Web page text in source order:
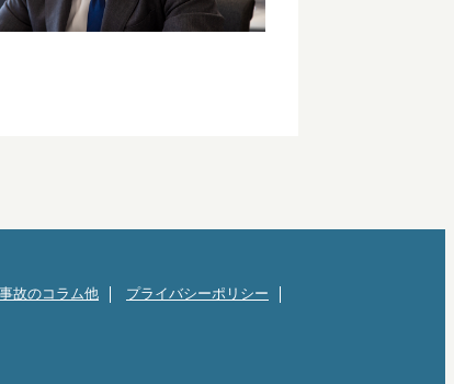
故のコラム他
プライバシーポリシー